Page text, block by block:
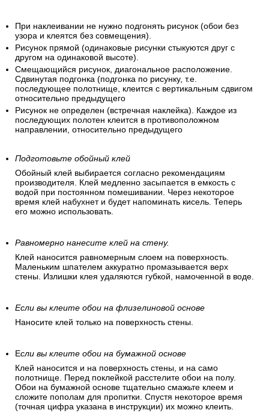
При наклеивании не нужно подгонять рисунок (обои без
узора и клеятся без совмещения).
Рисунок прямой (одинаковые рисунки стыкуются друг с
другом на одинаковой высоте).
Смещающийся рисунок, диагональное расположение.
Сдвинутая подгонка (подгонка по рисунку, т.е.
последующее полотнище, клеится с вертикальным сдвигом
относительно предыдущего
Рисунок не определен (встречная наклейка). Каждое из
последующих полотен клеится в противоположном
направлении, относительно предыдущего
Подготовьте обойный клей
Обойный клей выбирается согласно рекомендациям
производителя. Клей медленно засыпается в емкость с
водой при постоянном помешивании. Через некоторое
время клей набухнет и будет напоминать кисель. Теперь
его можно использовать.
Равномерно нанесите клей на стену.
Клей наносится равномерным слоем на поверхность.
Маленьким шпателем аккуратно промазывается верх
стены. Излишки клея удаляются губкой, намоченной в воде.
Если вы клеите обои на флизелиновой основе
Наносите клей только на поверхность стены.
Если вы клеите обои на бумажной основе
Клей наносится и на поверхность стены, и на само
полотнище. Перед поклейкой расстелите обои на полу.
Обои на бумажной основе тщательно смажьте клеем и
сложите пополам для пропитки. Спустя некоторое время
(точная цифра указана в инструкции) их можно клеить.